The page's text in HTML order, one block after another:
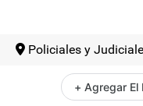
Policiales y
+ Agregar El